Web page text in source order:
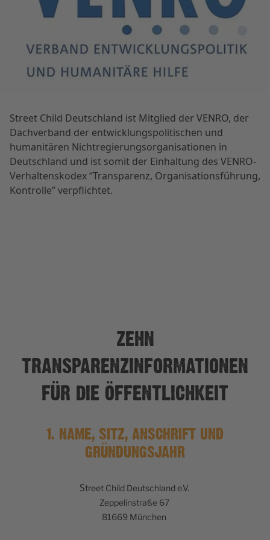
Street Child Deutschland ist Mitglied der VENRO, der
Dachverband der entwicklungspolitischen und
humanitären Nichtregierungsorganisationen in
Deutschland und ist somit der Einhaltung des VENRO-
Verhaltenskodex “Transparenz, Organisationsführung,
Kontrolle” verpflichtet.
ZEHN
TRANSPARENZINFORMATIONEN
FÜR DIE ÖFFENTLICHKEIT
1. NAME, SITZ, ANSCHRIFT UND
GRÜNDUNGSJAHR
Street Child Deutschland e.V.
Zeppelinstraße 67
81669 München